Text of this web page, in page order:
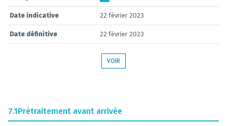
Date indicative 22 février 2023
Date définitive 22 février 2023
VOIR
7.1Prétraitement avant arrivée